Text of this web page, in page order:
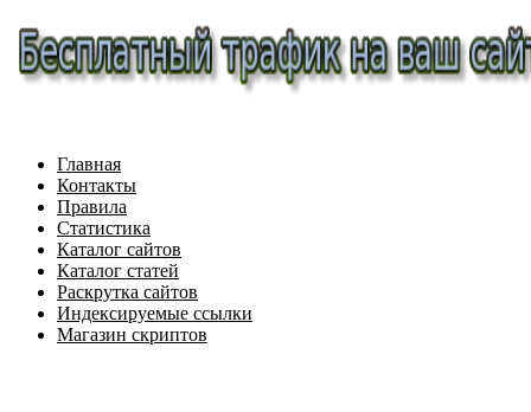
Главная
Контакты
Правила
Статистика
Каталог сайтов
Каталог статей
Раскрутка сайтов
Индексируемые ссылки
Магазин скриптов